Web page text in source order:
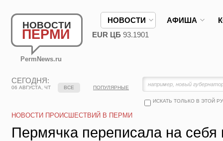
НОВОСТИ
ПЕРМИ
PermNews.ru
НОВОСТИ АФИША
EUR ЦБ 93.1901
СЕГОДНЯ:
06 АВГУСТА, ЧТ
ИСКАТЬ ТОЛЬКО В ЭТОЙ
ВСЕ ПОПУЛЯРНЫЕ
НОВОСТИ ПРОИСШЕСТВИЙ В ПЕРМИ
Пермячка переписала на себя